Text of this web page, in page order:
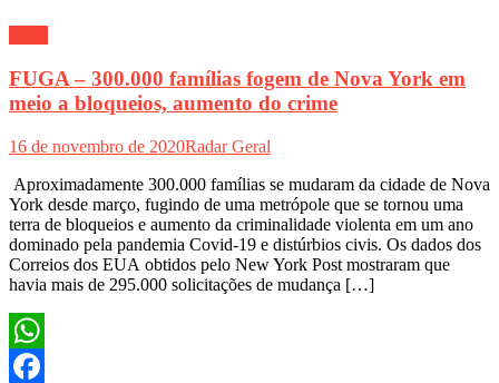
FUGA – 300.000 famílias fogem de Nova York em
meio a bloqueios, aumento do crime
16 de novembro de 2020Radar Geral
Aproximadamente 300.000 famílias se mudaram da cidade de Nova
York desde março, fugindo de uma metrópole que se tornou uma
terra de bloqueios e aumento da criminalidade violenta em um ano
dominado pela pandemia Covid-19 e distúrbios civis. Os dados dos
Correios dos EUA obtidos pelo New York Post mostraram que
havia mais de 295.000 solicitações de mudança […]
WhatsApp